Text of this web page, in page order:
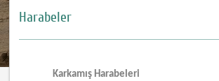
Harabeler
Karkamış Harabeleri